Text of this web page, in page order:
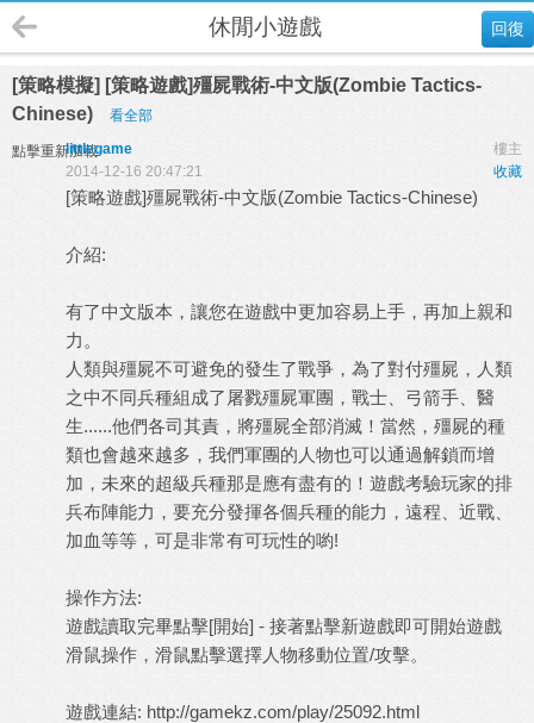
回復
休閒小遊戲
[策略模擬] [策略遊戲]殭屍戰術-中文版(Zombie Tactics-
Chinese)
看全部
點擊重新加載 樓主
littlegame
收藏
2014-12-16 20:47:21
[策略遊戲]殭屍戰術-中文版(Zombie Tactics-Chinese)
介紹:
有了中文版本，讓您在遊戲中更加容易上手，再加上親和
力。
人類與殭屍不可避免的發生了戰爭，為了對付殭屍，人類
之中不同兵種組成了屠戮殭屍軍團，戰士、弓箭手、醫
生......他們各司其責，將殭屍全部消滅！當然，殭屍的種
類也會越來越多，我們軍團的人物也可以通過解鎖而增
加，未來的超級兵種那是應有盡有的！遊戲考驗玩家的排
兵布陣能力，要充分發揮各個兵種的能力，遠程、近戰、
加血等等，可是非常有可玩性的喲!
操作方法:
遊戲讀取完畢點擊[開始] - 接著點擊新遊戲即可開始遊戲
滑鼠操作，滑鼠點擊選擇人物移動位置/攻擊。
遊戲連結: http://gamekz.com/play/25092.html